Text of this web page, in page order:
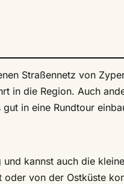
Straßennetz von
in die Region. Auch
in eine Rundtour
kannst auch die
oder von der Ostküste